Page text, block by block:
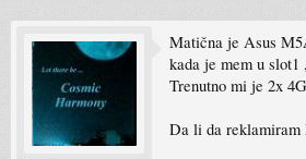
Matična je Asus
kada je mem u
Trenutno mi je 2x
Da li da reklamiram